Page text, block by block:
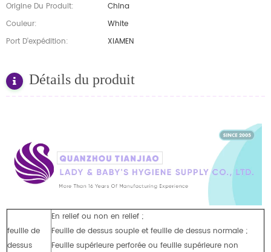
Origine Du Produit:
China
Couleur:
White
Port D'expédition:
XIAMEN
Détails du produit
feuille de
dessus
En relief ou non en relief ;
Feuille de dessus souple et feuille de dessus normale ;
Feuille supérieure perforée ou feuille supérieure non